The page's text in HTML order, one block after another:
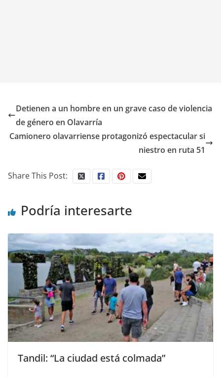
Detienen a un hombre en un grave caso de violencia
de género en Olavarría
Camionero olavarriense protagonizó espectacular si
niestro en ruta 51
Share This Post:
Podría interesarte
Tandil: “La ciudad está colmada”